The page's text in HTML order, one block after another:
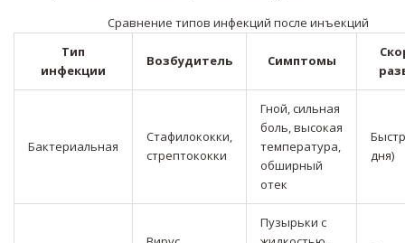
Сравнение типов инфекций после инъекций
Тип
инфекции
Возбудитель Симптомы
Бактериальная
Стафилококки,
стрептококки
Гной, сильная
боль, высокая
температура,
обширный
отек
дня)
Пузырьки с